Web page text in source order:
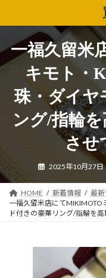
ツ
へ
シ
ョ
一福久留米
キモト・
珠・ダイヤ
ング/指輪
させ
2025年10月27日
HOME 新着情報
最
一福久留米店にて
ド付きの豪華リング/指輪を